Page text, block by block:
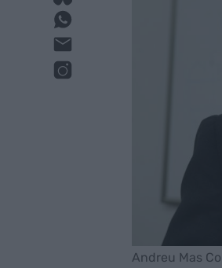
Andreu Mas